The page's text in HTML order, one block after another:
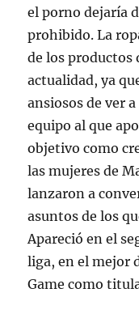
el porno dejaría
prohibido. La
de los productos
actualidad, ya
ansiosos de ver
equipo al que
objetivo como
las mujeres de
lanzaron a
asuntos de los
Apareció en el
liga, en el mejor
Game como